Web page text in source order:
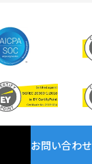
お問い合わせ